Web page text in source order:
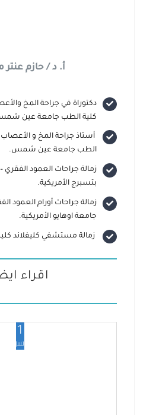
أ. د / حازم عنتر
دكتوراة في جراحة المخ
كلية الطب جامعة عين
أستاذ جراحة المخ و
الطب جامعة عين شمس.
زمالة جراحات العمود
بتسبرج الأمريكية.
زمالة جراحات أورام العمود
جامعة اوهايو الأمريكية.
زمالة مستشفي كليفلاند
اقراء
1
سبتمبر